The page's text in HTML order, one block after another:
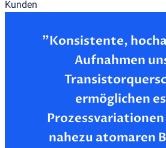
Kunden
”Konsistente,
Aufnahmen
ermöglichen
Prozessvariationen
nahezu atomaren